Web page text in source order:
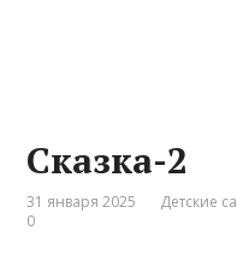
Сказка-2
31 января 2025 Детские
0